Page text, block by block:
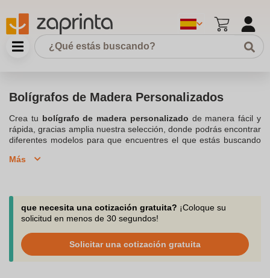
Bolígrafos de Madera Personalizados
Crea tu bolígrafo de madera personalizado de manera fácil y
rápida, gracias amplia nuestra selección, donde podrás encontrar
diferentes modelos para que encuentres el que estás buscando
un momento con tan solo unos clics, y puedes beneficiarte de
cualquier duda que pueda surgir durante el proceso, a través del
teléfono, chat o correo electrónico. Desarrolla e impulsa tu marca,
regalando a tus clientes unque te represente, crea tu modelo
elegantes, divertidos, clásicos... encontrarás el perfecto que
satisfaga tus necesidades.
Más
que necesita una cotización gratuita? ¡Coloque su
solicitud en menos de 30 segundos!
Solicitar una cotización gratuita